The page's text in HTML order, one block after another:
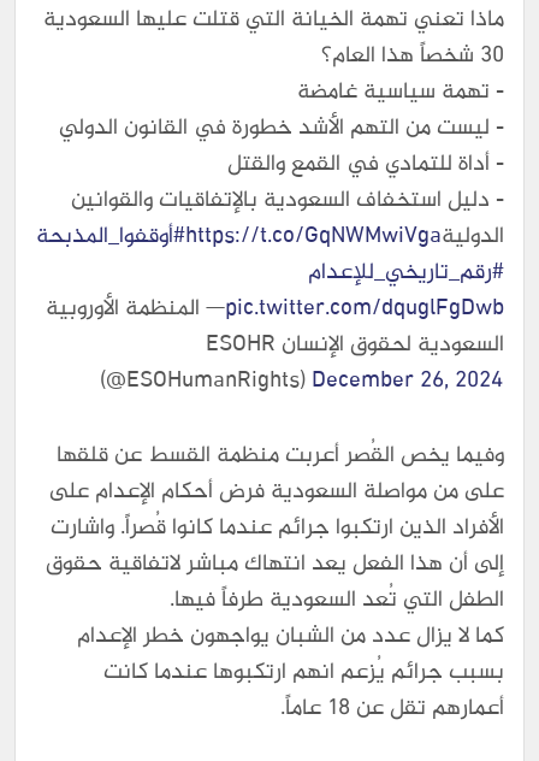
ماذا تعني تهمة الخيانة التي قتلت عليها السعودية
٣٠ شخصاً هذا العام؟
- تهمة سياسية غامضة
- ليست من التهم الأشد خطورة في القانون الدولي
- أداة للتمادي في القمع والقتل
- دليل استخفاف السعودية بالإتفاقيات والقوانين
الدوليةhttps://t.co/GqNWMwiVga#أوقفوا_المذبحة
#رقم_تاريخي_للإعدام
pic.twitter.com/dquglFgDwb— المنظمة الأوروبية
السعودية لحقوق الإنسان ESOHR
(@ESOHumanRights)December 26, 2024
وفيما يخص القُصر أعربت منظمة القسط عن قلقها
على من مواصلة السعودية فرض أحكام الإعدام على
الأفراد الذين ارتكبوا جرائم عندما كانوا قُصراً. واشارت
إلى أن هذا الفعل يعد انتهاك مباشر لاتفاقية حقوق
الطفل التي تُعد السعودية طرفاً فيها.
كما لا يزال عدد من الشبان يواجهون خطر الإعدام
بسبب جرائم يُزعم انهم ارتكبوها عندما كانت
أعمارهم تقل عن 18 عاماً.